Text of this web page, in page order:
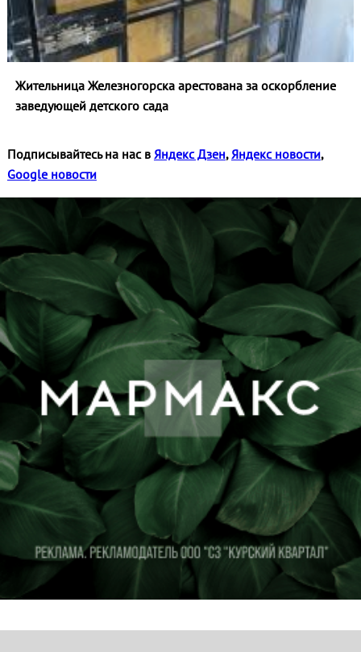
Жительница Железногорска арестована за оскорбление
заведующей детского сада
Подписывайтесь на нас в Яндекс Дзен, Яндекс новости,
Google новости